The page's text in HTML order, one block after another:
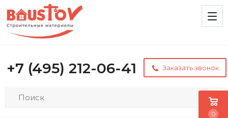
+7 (495) 212-06-41 Заказать звонок
0